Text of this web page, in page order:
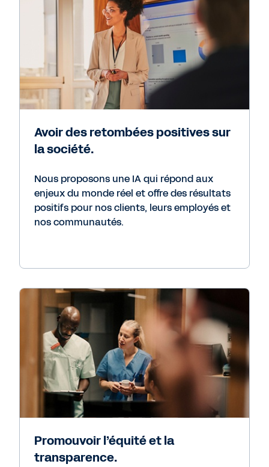
Avoir des retombées positives sur
la société.
Nous proposons une IA qui répond aux
enjeux du monde réel et offre des résultats
positifs pour nos clients, leurs employés et
nos communautés.
Promouvoir l’équité et la
transparence.